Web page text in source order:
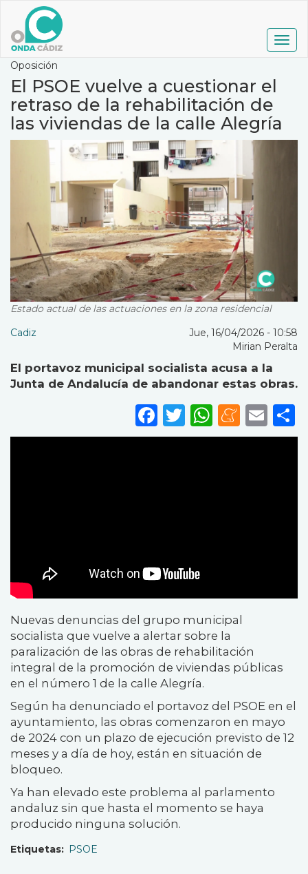
contenido
principal
Oposición
El PSOE vuelve a cuestionar el
retraso de la rehabilitación de
las viviendas de la calle Alegría
Estado actual de las actuaciones en la zona residencial
Cadiz
Jue, 16/04/2026 - 10:58
Mirian Peralta
El portavoz municipal socialista acusa a la
Junta de Andalucía de abandonar estas obras.
Facebook
Twitter
Nuevas denuncias del grupo municipal
socialista que vuelve a alertar sobre la
paralización de las obras de rehabilitación
integral de la promoción de viviendas públicas
en el número 1 de la calle Alegría.
Según ha denunciado el portavoz del PSOE en el
ayuntamiento, las obras comenzaron en mayo
de 2024 con un plazo de ejecución previsto de 12
meses y a día de hoy, están en situación de
bloqueo.
Ya han elevado este problema al parlamento
andaluz sin que hasta el momento se haya
producido ninguna solución.
Etiquetas PSOE